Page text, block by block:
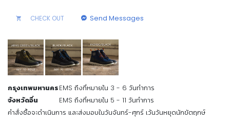
CHECK OUT Send Messages
กรุงเทพมหานครEMS ถึงที่หมายใน 3 - 6 วันทำการ
จังหวัดอื่น
EMS ถึงที่หมายใน 5 - 11 วันทำการ
คำสั่งซื้อจะดำเนินการ และส่งมอบในวันจันทร์-ศุกร์ เว้นวันหยุดนักขัตฤกษ์